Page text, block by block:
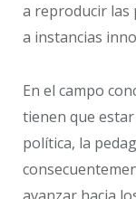
a reproducir las
a instancias
En el campo
tienen que
política, la